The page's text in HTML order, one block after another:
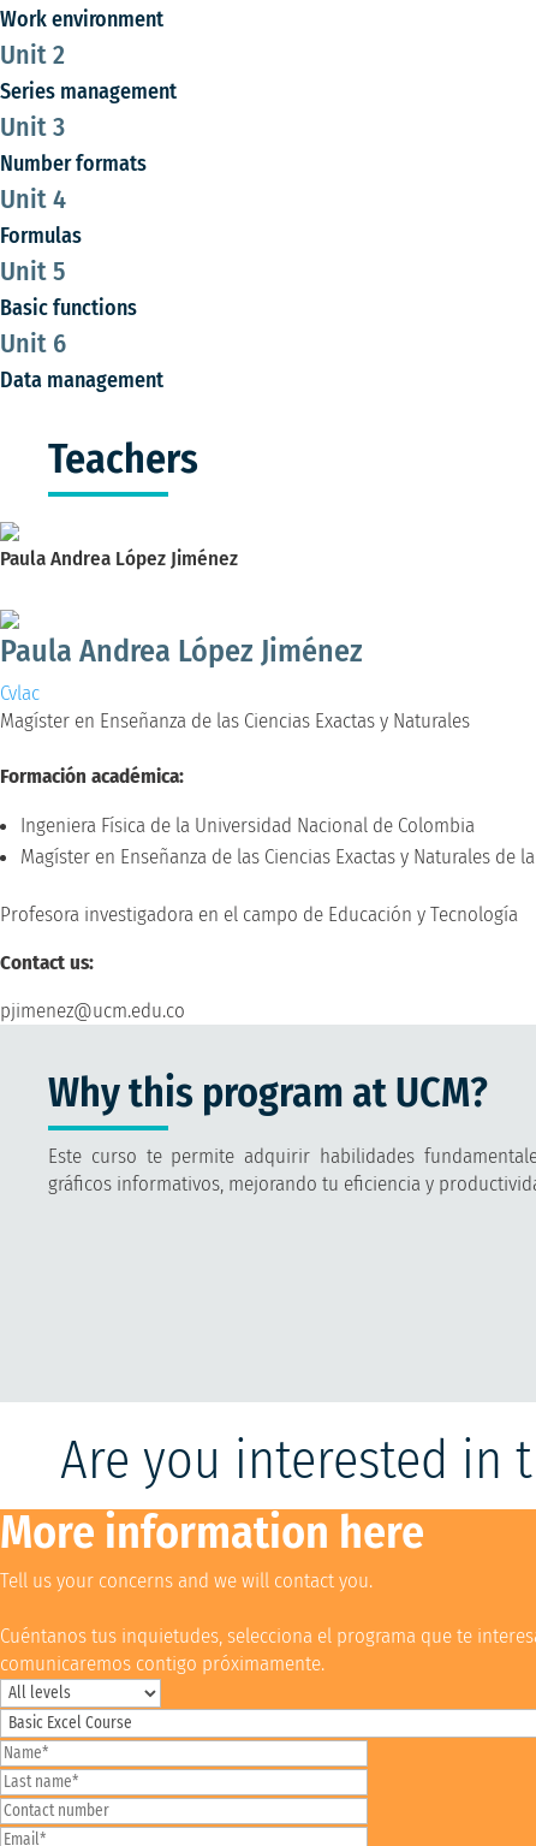
Work environment
Unit 2
Series management
Unit 3
Number formats
Unit 4
Formulas
Unit 5
Basic functions
Unit 6
Data management
Teachers
Paula Andrea López Jiménez
Paula Andrea López Jiménez
Cvlac
Magíster en Enseñanza de las Ciencias Exactas y Naturales
Formación académica:
Ingeniera Física de la Universidad Nacional de Colombia
Magíster en Enseñanza de las Ciencias Exactas y Naturales de
Profesora investigadora en el campo de Educación y Tecnología
Contact us:
pjimenez@ucm.edu.co
Why this program at UCM?
Este curso te permite adquirir habilidades
gráficos informativos, mejorando tu eficiencia y
Are you interested in
More information here
Tell us your concerns and we will contact you.
Cuéntanos tus inquietudes, selecciona el programa que te
comunicaremos contigo próximamente.